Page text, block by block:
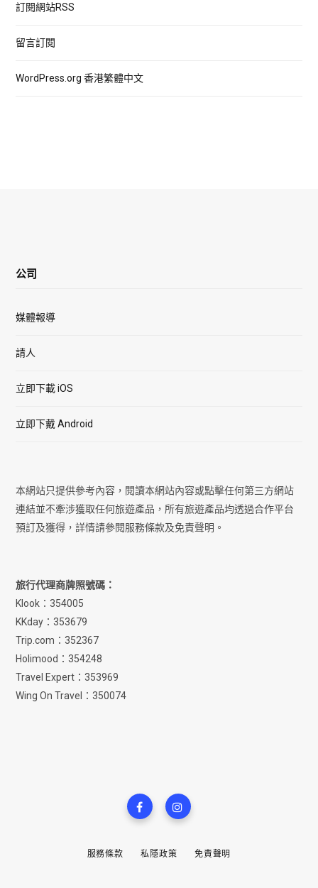
訂閱網站RSS
留言訂閱
WordPress.org 香港繁體中文
公司
媒體報導
請人
立即下載 iOS
立即下戴 Android
本網站只提供參考內容，閱讀本網站內容或點擊任何第三方網站
連結並不牽涉獲取任何旅遊產品，所有旅遊產品均透過合作平台
預訂及獲得，詳情請參閱服務條款及免責聲明。
旅行代理商牌照號碼：
Klook：354005
KKday：353679
Trip.com：352367
Holimood：354248
Travel Expert：353969
Wing On Travel：350074
服務條款 私隱政策 免責聲明